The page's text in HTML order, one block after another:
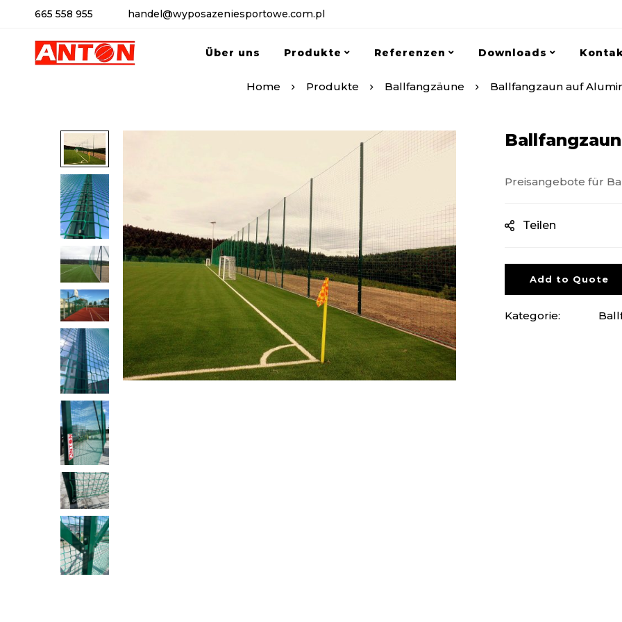
665 558 955 handel@wyposazeniesportowe.com.pl
Über uns Produkte Referenzen Downloads
Home Produkte Ballfangzäune Ballfangzaun auf
Preisangebote für
Teilen
Add to Quote
Kategorie: